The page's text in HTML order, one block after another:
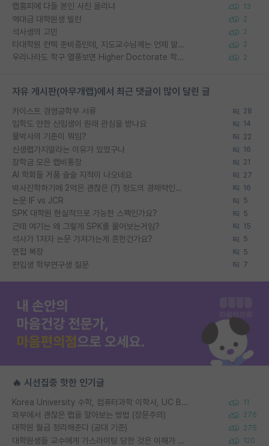
랩홈피에 다들 본인 사진 올리냐 13
역대급 대학원생 빌런 2
석사생의 고민 2
타대학원 컨텍 준비중인데, 지도교수님께는 언제 말씀드려야 할까요? 2
우리나라도 학구 열풍보면 Higher Doctorate 학위가 필요하다고 봅니다. 2
자유 게시판(아무개랩)에서 최근 댓글이 많이 달린 글
카이스트 경영공학부 서류 28
입학도 안한 신입생이 원래 관심을 받나요 14
물박사의 기준이 뭐임? 22
신생랩가지말라는 이유가 있었구나 16
장학금 모은 랩비통장 21
AI 학회들 거품 슬슬 지적이 나오네요 27
박사진학하기에 2억은 괜찮은 (?) 정도의 경제력인가요 16
논문 IF vs JCR 5
SPK 대학원 현실적으로 가능한 스펙인가요? 5
근데 여기는 왜 그렇게 SPK를 물어보는거임? 15
석사가 1저자 논문 가져가는게 흔한건가요? 5
면접 복장 5
편입생 학부연구생 질문 7
🔥 시선집중 핫한 인기글
Korea University 수학, 컴퓨터과학 이학사, UC Berkeley 산업공학 대학원 공학박사가 되는 것은 쉽지 않겠죠? 11
외부에서 괜찮은 랩을 알아보는 방법 (장문주의) 276
대학원 월급 정리해준다 (공대 기준) 275
대학원생들 교수에게 가스라이팅 당한 것은 이해가 갑니다. 안타깝네요. 120